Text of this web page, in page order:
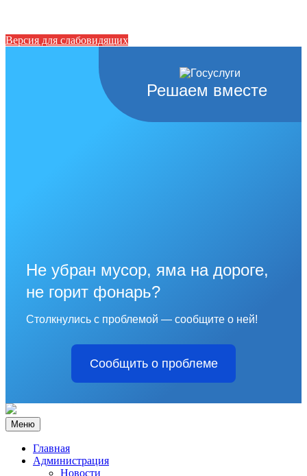
Версия для слабовидящих
Решаем вместе
Не убран мусор, яма на дороге,
не горит фонарь?
Столкнулись с проблемой — сообщите о ней!
Сообщить о проблеме
Меню
Главная
Администрация
Новости